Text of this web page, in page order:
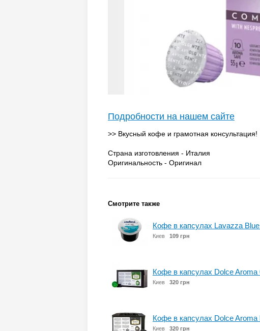
Подробности на нашем сайте
>> Вкусный кофе и грамотная
Страна изготовления - Италия
Оригинальность - Оригинал
Смотрите также
Кофе в капсулах Lavazza
Киев 109 грн
Кофе в капсулах Dolce
Киев 320 грн
Кофе в капсулах Dolce
Киев 320 грн